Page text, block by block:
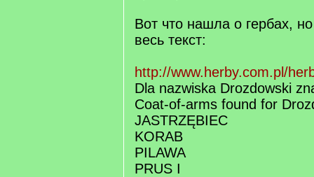
Вот что нашла о гербах,
весь текст:
http://www.herby.com.pl/
Dla nazwiska Drozdowski
Coat-of-arms found for
JASTRZĘBIEC
KORAB
PILAWA
PRUS I